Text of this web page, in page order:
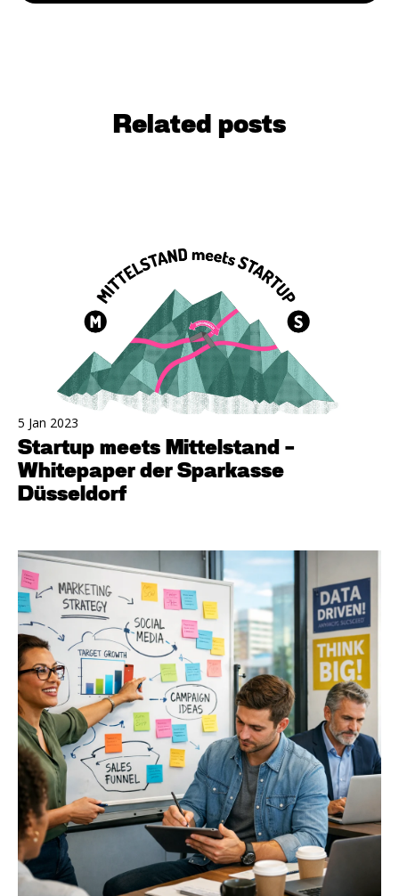
Related posts
5 Jan 2023
Startup meets Mittelstand -
Whitepaper der Sparkasse
Düsseldorf